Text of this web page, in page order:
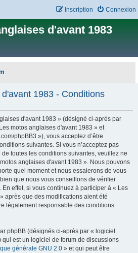
Connexion
Inscription
d'avant 1983
1983 - Conditions
d'avant 1983 » (désigné ci-après par
motos anglaises d'avant 1983 » et
phpBB3 »), vous acceptez d’être
suivantes. Si vous n’acceptez pas
toutes les conditions suivantes, veuillez ne
anglaises d'avant 1983 ». Nous pouvons
quel moment et nous essaierons de vous
que nous vous conseillons de vérifier
effet, si vous continuez à participer à « Les
après que des modifications aient été
légalement responsable des conditions
phpBB (désignés ci-après par « logiciel
qui est un logiciel de forum de discussions
générale GNU 2.0 » et qui peut être